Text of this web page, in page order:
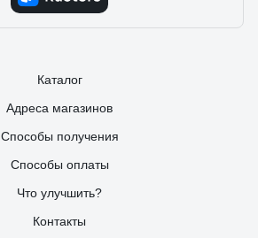
Каталог
Адреса магазинов
Способы получения
Способы оплаты
Что улучшить?
Контакты